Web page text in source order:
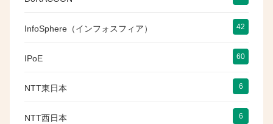
InfoSphere（インフォスフィア） 42
IPoE 60
NTT東日本 6
NTT西日本 6